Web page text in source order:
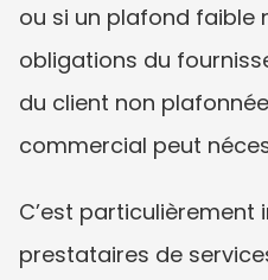
ou si un plafond faible
obligations du
du client non
commercial peut
C’est
prestataires de